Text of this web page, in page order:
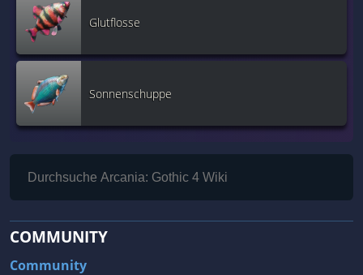
Glutflosse
Sonnenschuppe
COMMUNITY
Community